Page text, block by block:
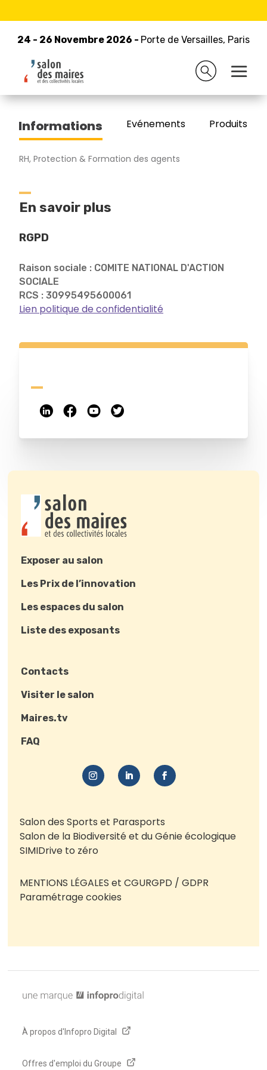
24 - 26 Novembre 2026 - Porte de Versailles, Paris
24 - 26 Novembre 2026 - Porte de Versailles, Paris
Retour à la liste des exposants
CNAS
Informations Evénements Produits/
RH, Protection & Formation des agents
En savoir plus
RGPD
Raison sociale : COMITE NATIONAL D'ACTION
SOCIALE
RCS : 30995495600061
Lien politique de confidentialité
Exposer au salon
Les Prix de l’innovation
Les espaces du salon
Liste des exposants
Contacts
Visiter le salon
Maires.tv
FAQ
Salon des Sports et Parasports
Salon de la Biodiversité et du Génie écologique
SIMIDrive to zéro
MENTIONS LÉGALES et CGURGPD / GDPR
Paramétrage cookies